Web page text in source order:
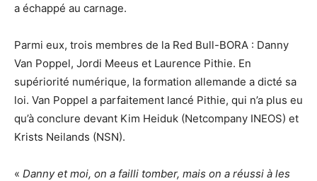
a échappé au carnage.
Parmi eux, trois membres de la Red Bull-BORA : Danny
Van Poppel, Jordi Meeus et Laurence Pithie. En
supériorité numérique, la formation allemande a dicté sa
loi. Van Poppel a parfaitement lancé Pithie, qui n’a plus eu
qu’à conclure devant Kim Heiduk (Netcompany INEOS) et
Krists Neilands (NSN).
« Danny et moi, on a failli tomber, mais on a réussi à les